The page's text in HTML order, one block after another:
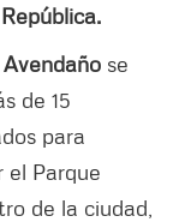
se
de 15
para
el Parque
de la ciudad,